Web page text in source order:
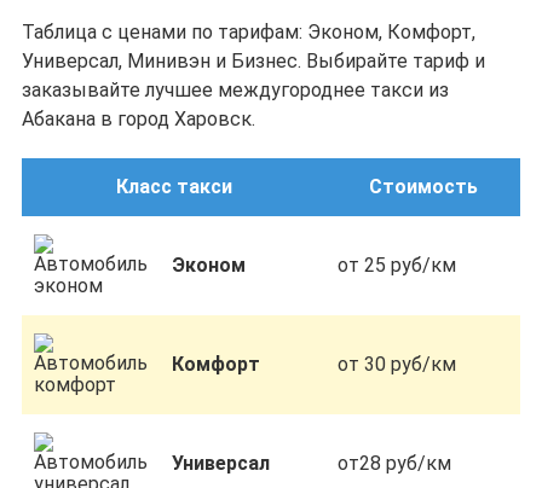
Таблица с ценами по тарифам: Эконом, Комфорт,
Универсал, Минивэн и Бизнес. Выбирайте тариф и
заказывайте лучшее междугороднее такси из
Абакана в город Харовск.
Класс такси Стоимость
Эконом от 25 руб/км
Комфорт от 30 руб/км
Универсал от28 руб/км